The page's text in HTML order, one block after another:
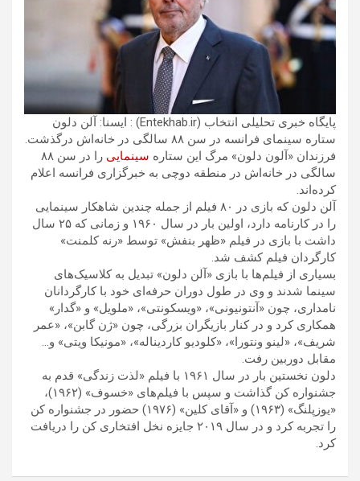
پایگاه خبری تحلیلی انتخاب (Entekhab.ir) : ایسنا: آلن دلون
ستاره سینمای فرانسه در سن ۸۸ سالگی در خانه‌اش درگذشت.
فرزندان «آلون دلون» مرگ این ستاره سینمایی
را در سن ۸۸
سالگی در خانه‌اش در منطقه دوچی به خبرگزاری فرانسه اعلام
کرده‌اند.
آلن دلون که بازی در ۸۰ فیلم از جمله چندین شاهکار سینمایی
را در کارنامه دارد، اولین بار در سال ۱۹۶۰ و زمانی که ۲۵ سال
داشت با بازی در فیلم «ظهر بنفش» توسط «رنه کلمنت»
کارگردان فیلم کشف شد.
بسیاری از فیلم‌ها با بازی «آلن دلون» تبدیل به کلاسیک‌های
سینما شدند و وی در طول دوران حرفه‌ای خود با کارگردانان
نامداری، چون «آنتونیونی»، «ویسکونتی»، «ملویل» و «گدار»
همکاری کرد و در کنار بازیگران بزرگی، چون «ژن گابن»، «عمر
شریف»، «لینو ونتورا»، «کلودیو کاردیناله»، «مونیکا ویتی» و…
مقابل دوربین رفت.
دلون نخستین بار در سال ۱۹۶۱ با فیلم «لذت زندگی» قدم به
جشنواره کن گذاشت و سپس با فیلم‌های «خسوف» (۱۹۶۲)،
«یوزپلنگ» (۱۹۶۳) و «آقای کلین» (۱۹۷۶) حضور در جشنواره کن
را تجربه کرد و در سال ۲۰۱۹ جایزه نخل افتخاری کن را دریافت
کرد.